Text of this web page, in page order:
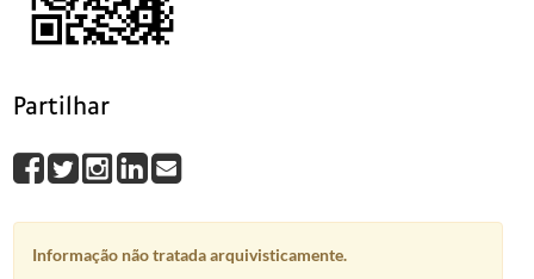
Partilhar
Informação não tratada arquivisticamente.